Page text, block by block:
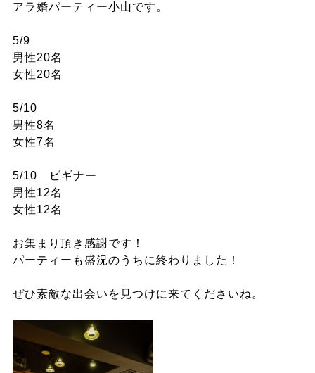
アラ婚パーティー小山です。
5/9
男性20名
女性20名
5/10
男性8名
女性7名
5/10 ビギナー
男性12名
女性12名
お集まり頂き感謝です！
パーティーも盛況のうちに終わりました！
ぜひ素敵な出会いを見つけに来てくださいね。